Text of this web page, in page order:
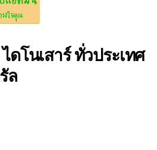
ดโนเสาร์ ทั่วประเทศ
ล